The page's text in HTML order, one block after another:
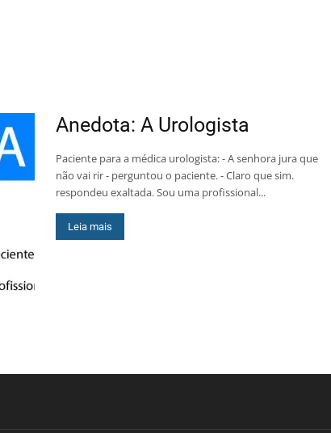
Anedota: A Urologista
Paciente para a médica urologista: - A senhora jura que
não vai rir - perguntou o paciente. - Claro que sim.
respondeu exaltada. Sou uma profissional...
Leia mais